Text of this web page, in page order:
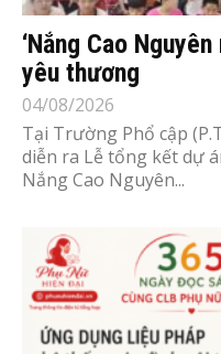
‘Nắng Cao
yêu thương
04/08/2026
Tại Trường Phổ cập
diễn ra Lễ tổng kết dự
Nắng Cao Nguyên...